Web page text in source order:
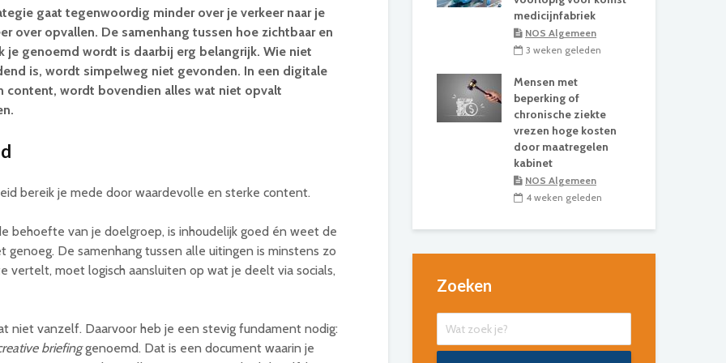
gaat tegenwoordig minder over je verkeer naar je
over opvallen. De samenhang tussen hoe zichtbaar en
je genoemd wordt is daarbij erg belangrijk. Wie niet
is, wordt simpelweg niet gevonden. In een digitale
content, wordt bovendien alles wat niet opvalt
bereik je mede door waardevolle en sterke content.
behoefte van je doelgroep, is inhoudelijk goed én weet de
genoeg. De samenhang tussen alle uitingen is minstens zo
vertelt, moet logisch aansluiten op wat je deelt via socials,
niet vanzelf. Daarvoor heb je een stevig fundament nodig:
briefinggenoemd. Dat is een document waarin je
medicijnfabriek
NOS Algemeen
3 weken geleden
Mensen met
beperking of
chronische ziekte
vrezen hoge kosten
door maatregelen
kabinet
NOS Algemeen
4 weken geleden
Zoeken